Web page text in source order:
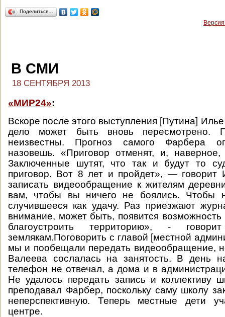
Поделиться…
В СМИ
18 СЕНТЯБРЯ 2013
«МИР24»:
Вскоре после этого выступления [Путина]
дело может быть вновь пересмотрено.
неизвестны. Прогноз самого Фарбера
назовешь. «Приговор отменят, и,
Заключенные шутят, что так и будут то
приговор. Вот 8 лет и пройдет», — говорит
записать видеообращение к жителям
вам, чтобы вы ничего не боялись. Чтобы
случившееся как удачу. Раз приезжают
внимание, может быть, появится возможность
благоустроить территорию», -
землякам.Поговорить с главой [местной
мы и пообещали передать видеообращение,
Валеева сослалась на занятость. В день
телефон не отвечал, а дома и в
Не удалось передать запись и коллективу
преподавал Фарбер, поскольку саму школу
неперспективную. Теперь местные дети
центре.